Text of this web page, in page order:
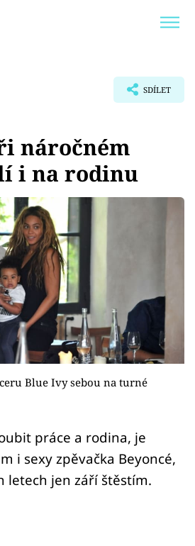
SDÍLET
náročném
i na rodinu
Blue Ivy sebou na turné
práce a rodina, je
i sexy zpěvačka Beyoncé,
letech jen září štěstím.